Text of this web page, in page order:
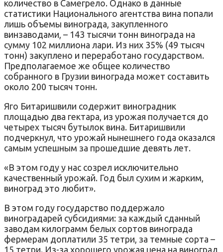
количество в Самегрело. Однако в данные
статистики Национального агентства вина попали
лишь объемы винограда, закупленного
винзаводами, – 143 тысячи тонн винограда на
сумму 102 миллиона лари. Из них 35% (49 тысяч
тонн) закуплено и переработано государством.
Предполагаемое же общее количество
собранного в Грузии винограда может составить
около 200 тысяч тонн.
Яго Битаришвили содержит виноградник
площадью два гектара, из урожая получается до
четырех тысяч бутылок вина. Битаришвили
подчеркнул, что урожай нынешнего года оказался
самым успешным за прошедшие девять лет.
«В этом году у нас созрел исключительно
качественный урожай. Год был сухим и жарким,
виноград это любит».
В этом году государство поддержало
виноградарей субсидиями: за каждый сданный
заводам килограмм белых сортов винограда
фермерам доплатили 35 тетри, за темные сорта –
15 тетри. Из-за хорошего урожая цена на виноград